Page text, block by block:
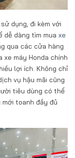
dụng, đi kèm với
dễ dàng tìm mua xe
qua các cửa hàng
xe máy Honda chính
lợi ích. Không chỉ
vụ hậu mãi cũng
tiêu dùng có thể
toanh đầy đủ